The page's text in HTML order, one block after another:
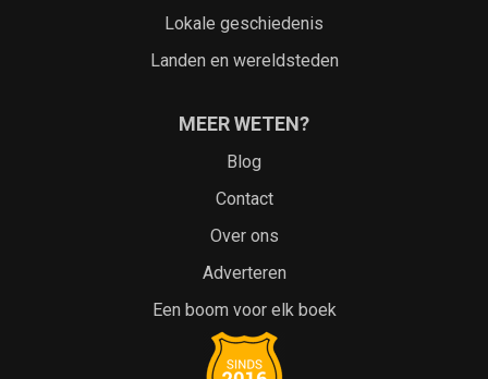
Lokale geschiedenis
Landen en wereldsteden
MEER WETEN?
Blog
Contact
Over ons
Adverteren
Een boom voor elk boek